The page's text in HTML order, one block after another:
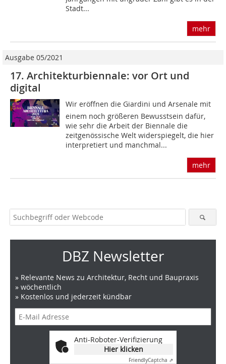
Stadt...
mehr
Ausgabe 05/2021
17. Architekturbiennale: vor Ort und
digital
Wir eröffnen die Giardini und Arsenale mit
einem noch größeren Bewusstsein dafür,
wie sehr die Arbeit der Biennale die
zeitgenössische Welt widerspiegelt, die hier
interpretiert und manchmal...
mehr
DBZ Newsletter
» Relevante News zu Architektur, Recht und Baupraxis
» wöchentlich
» Kostenlos und jederzeit kündbar
Anti-Roboter-Verifizierung
Hier klicken
FriendlyCaptcha ⇗